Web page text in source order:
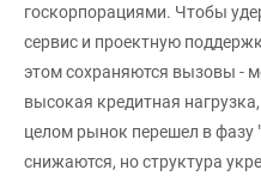
госкорпорациями. Чтобы
сервис и проектную
этом сохраняются вызовы -
высокая кредитная
целом рынок перешел в фазу
снижаются, но структура